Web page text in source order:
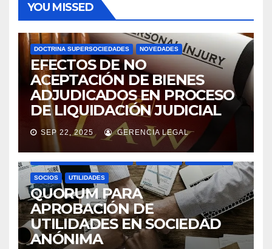
YOU MISSED
DOCTRINA SUPERSOCIEDADES NOVEDADES
EFECTOS DE NO
ACEPTACIÓN DE BIENES
ADJUDICADOS EN PROCESO
DE LIQUIDACIÓN JUDICIAL
SEP 22, 2025 GERENCIA LEGAL
ASAMBLEAS ACCIONISTAS DIVIDENDOS
SOCIOS UTILIDADES
QUORUM PARA
APROBACIÓN DE
UTILIDADES EN SOCIEDAD
ANÓNIMA